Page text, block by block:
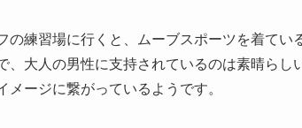
の練習場に行くと、ムーブスポーツを着て
、大人の男性に支持されているのは素晴ら
メージに繋がっているようです。